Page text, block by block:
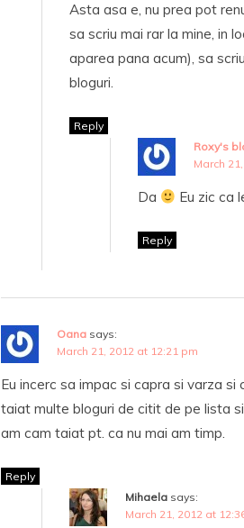
Asta asa e, nu prea pot
sa scriu mai rar la mine, in
aparea pana acum), sa
bloguri.
Reply
Roxy's
March
Da Eu zic ca
Reply
Oana says:
March 21, 2012 at 12:21 pm
Eu incerc sa impac si capra si varza
taiat multe bloguri de citit de pe lista
am cam taiat pt. ca nu mai am timp.
Reply
Mihaela says:
March 21, 2012 at